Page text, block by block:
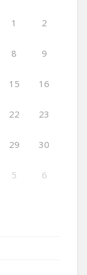
1 2
8 9
15 16
22 23
29 30
5 6